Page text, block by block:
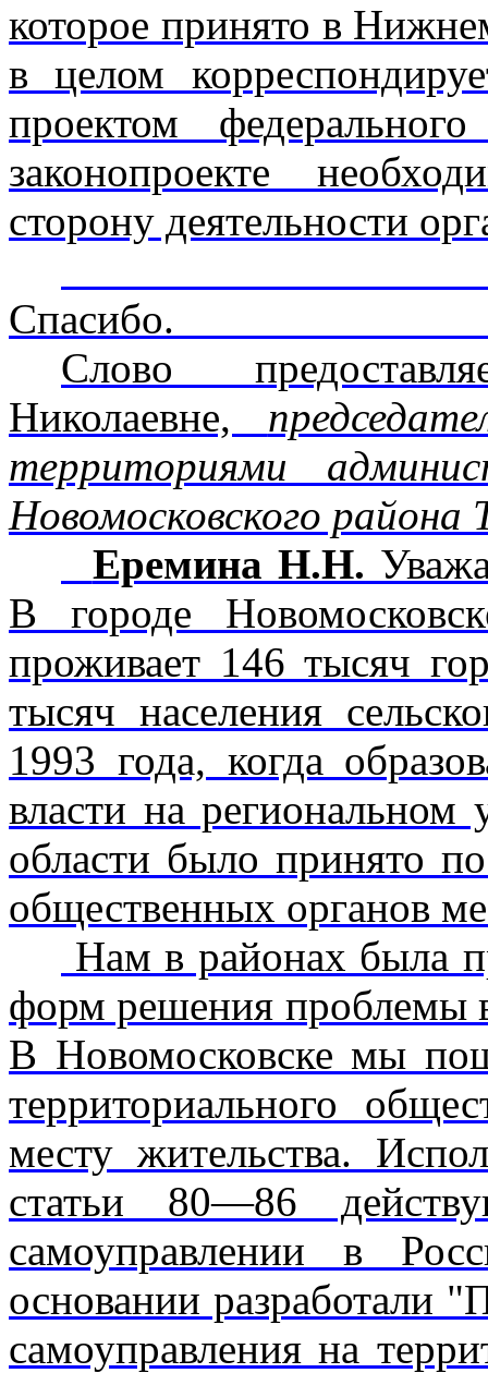
которое принято в
в целом
проектом
законопроекте
сторону
Слово
Николаевне,
территориями
Новомосковского района
Еремина Н.Н.
В городе
проживает 146 тысяч
тысяч населения
1993 года, когда
власти на региональном
области было принято
обществен­ных органов
Нам в районах была
форм решения проблемы
В Новомосковске мы
территориального
месту жительства.
статьи 80—86
самоуправлении в
основании разработали
самоуправления на